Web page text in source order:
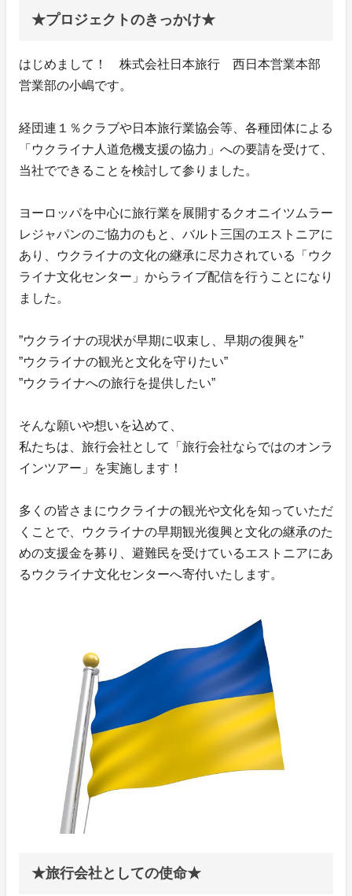
★プロジェクトのきっかけ★
はじめまして！ 株式会社日本旅行 西日本営業本部
営業部の小嶋です。
経団連１％クラブや日本旅行業協会等、各種団体による
「ウクライナ人道危機支援の協力」への要請を受けて、
当社でできることを検討して参りました。
ヨーロッパを中心に旅行業を展開するクオニイツムラー
レジャパンのご協力のもと、バルト三国のエストニアに
あり、ウクライナの文化の継承に尽力されている「ウク
ライナ文化センター」からライブ配信を行うことになり
ました。
”ウクライナの現状が早期に収束し、早期の復興を”
”ウクライナの観光と文化を守りたい”
”ウクライナへの旅行を提供したい”
そんな願いや想いを込めて、
私たちは、旅行会社として「旅行会社ならではのオンラ
インツアー」を実施します！
多くの皆さまにウクライナの観光や文化を知っていただ
くことで、ウクライナの早期観光復興と文化の継承のた
めの支援金を募り、避難民を受けているエストニアにあ
るウクライナ文化センターへ寄付いたします。
★旅行会社としての使命★